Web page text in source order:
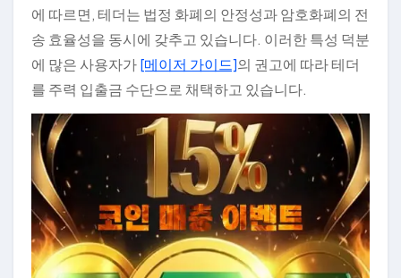
에 따르면, 테더는 법정 화폐의 안정성과 암호화폐의 전
송 효율성을 동시에 갖추고 있습니다. 이러한 특성 덕분
에 많은 사용자가[메이저 가이드]의 권고에 따라 테더
를 주력 입출금 수단으로 채택하고 있습니다.